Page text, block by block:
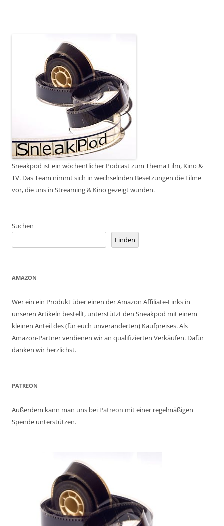
Sneakpod ist ein wöchentlicher Podcast zum Thema Film, Kino &
TV. Das Team nimmt sich in wechselnden Besetzungen die Filme
vor, die uns in Streaming & Kino gezeigt wurden.
Suchen
Finden
AMAZON
Wer ein ein Produkt über einen der Amazon Affiliate-Links in
unseren Artikeln bestellt, unterstützt den Sneakpod mit einem
kleinen Anteil des (für euch unveränderten) Kaufpreises. Als
Amazon-Partner verdienen wir an qualifizierten Verkäufen. Dafür
danken wir herzlichst.
PATREON
Außerdem kann man uns bei Patreon mit einer regelmäßigen
Spende unterstützen.